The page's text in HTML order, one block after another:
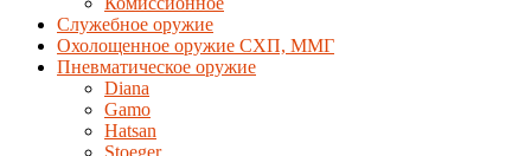
Служебное оружие
Охолощенное оружие СХП, ММГ
Пневматическое оружие
Diana
Gamo
Hatsan
Stoeger